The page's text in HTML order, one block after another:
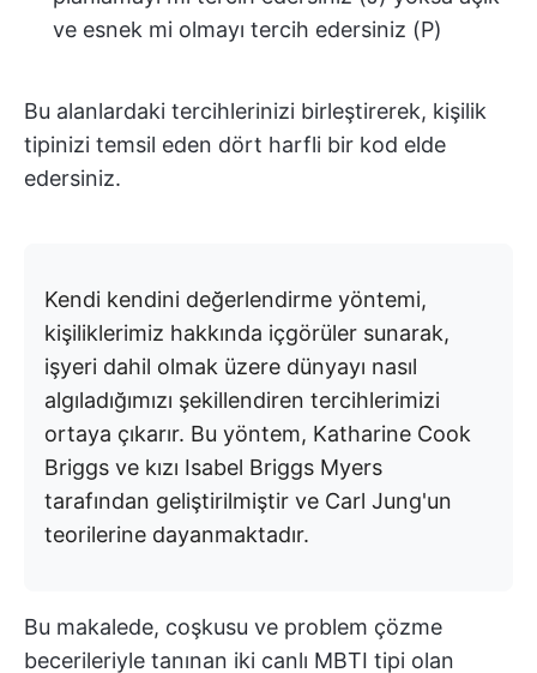
ve esnek mi olmayı tercih edersiniz (P)
Bu alanlardaki tercihlerinizi birleştirerek, kişilik
tipinizi temsil eden dört harfli bir kod elde
edersiniz.
Kendi kendini değerlendirme yöntemi,
kişiliklerimiz hakkında içgörüler sunarak,
işyeri dahil olmak üzere dünyayı nasıl
algıladığımızı şekillendiren tercihlerimizi
ortaya çıkarır. Bu yöntem, Katharine Cook
Briggs ve kızı Isabel Briggs Myers
tarafından geliştirilmiştir ve Carl Jung'un
teorilerine dayanmaktadır.
Bu makalede, coşkusu ve problem çözme
becerileriyle tanınan iki canlı MBTI tipi olan